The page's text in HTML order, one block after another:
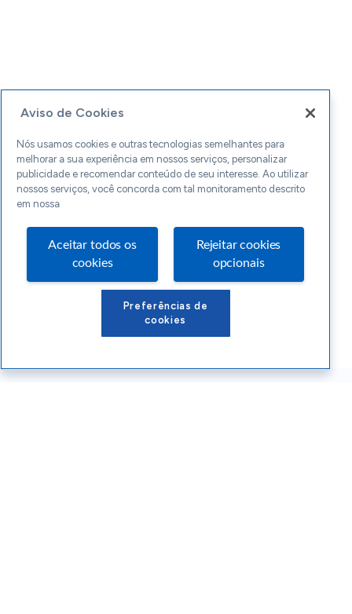
Aviso de Cookies
Nós usamos cookies e outras tecnologias semelhantes para
melhorar a sua experiência em nossos serviços, personalizar
publicidade e recomendar conteúdo de seu interesse. Ao utilizar
nossos serviços, você concorda com tal monitoramento descrito
em nossa
Aceitar todos os
cookies
Rejeitar cookies
opcionais
Preferências de
cookies